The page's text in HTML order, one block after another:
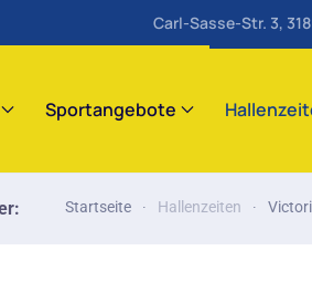
Carl-Sasse-Str. 3,
Sportangebote
Startseite Hallenzeiten